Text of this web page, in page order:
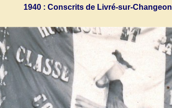
1940 : Conscrits de Livré-sur-Changeon